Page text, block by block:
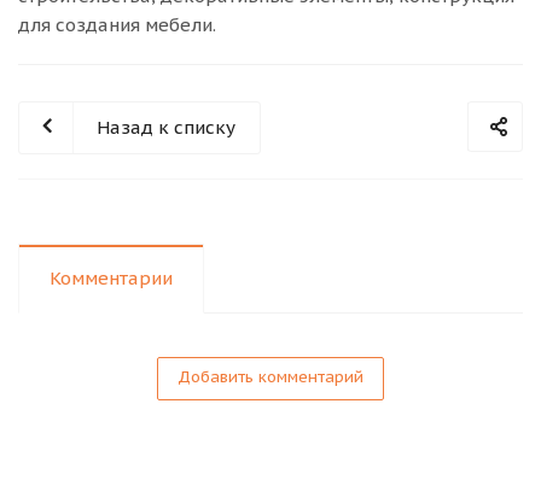
для создания мебели.
Назад к списку
Комментарии
Добавить комментарий